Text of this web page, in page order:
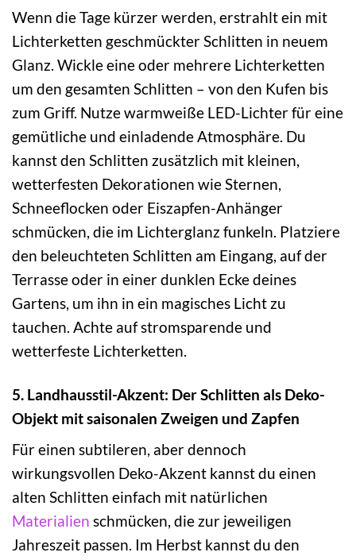
Wenn die Tage kürzer werden, erstrahlt ein mit
Lichterketten geschmückter Schlitten in neuem
Glanz. Wickle eine oder mehrere Lichterketten
um den gesamten Schlitten – von den Kufen bis
zum Griff. Nutze warmweiße LED-Lichter für eine
gemütliche und einladende Atmosphäre. Du
kannst den Schlitten zusätzlich mit kleinen,
wetterfesten Dekorationen wie Sternen,
Schneeflocken oder Eiszapfen-Anhänger
schmücken, die im Lichterglanz funkeln. Platziere
den beleuchteten Schlitten am Eingang, auf der
Terrasse oder in einer dunklen Ecke deines
Gartens, um ihn in ein magisches Licht zu
tauchen. Achte auf stromsparende und
wetterfeste Lichterketten.
5. Landhausstil-Akzent: Der Schlitten als Deko-
Objekt mit saisonalen Zweigen und Zapfen
Für einen subtileren, aber dennoch
wirkungsvollen Deko-Akzent kannst du einen
alten Schlitten einfach mit natürlichen
Materialien schmücken, die zur jeweiligen
Jahreszeit passen. Im Herbst kannst du den